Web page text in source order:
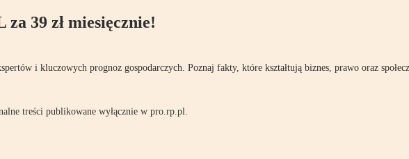
39 zł miesięcznie!
i kluczowych prognoz gospodarczych. Poznaj fakty, które kształtują biznes, prawo oraz
treści publikowane wyłącznie w pro.rp.pl.